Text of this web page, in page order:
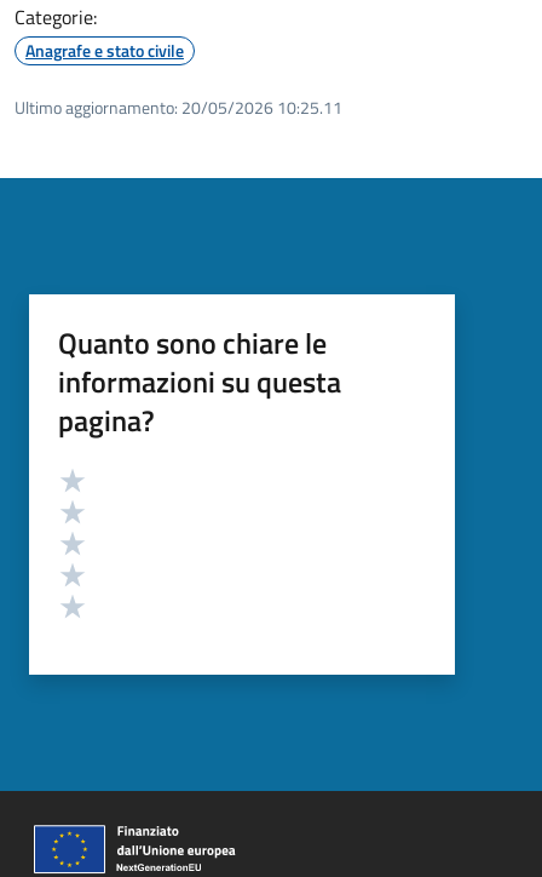
Categorie:
Anagrafe e stato civile
Ultimo aggiornamento: 20/05/2026 10:25.11
Quanto sono chiare le
informazioni su questa
pagina?
Valutazione